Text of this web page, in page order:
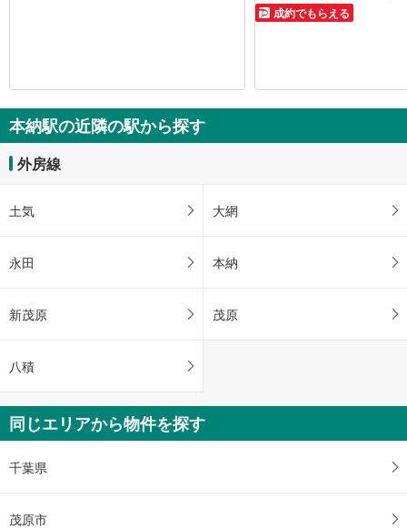
成約でもらえる
本納駅の近隣の駅から探す
外房線
土気 大網
永田 本納
新茂原 茂原
八積
同じエリアから物件を探す
千葉県
茂原市